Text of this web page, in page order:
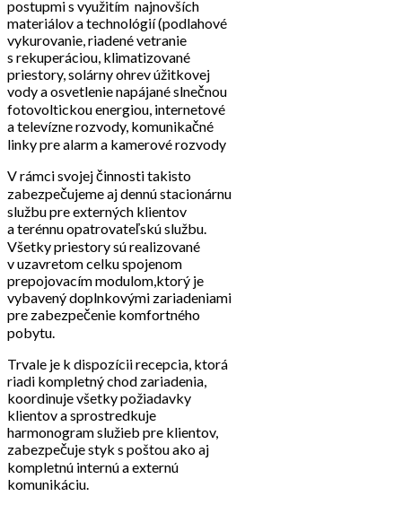
postupmi s využitím najnovších
materiálov a technológií (podlahové
vykurovanie, riadené vetranie
s rekuperáciou, klimatizované
priestory, solárny ohrev úžitkovej
vody a osvetlenie napájané slnečnou
fotovoltickou energiou, internetové
a televízne rozvody, komunikačné
linky pre alarm a kamerové rozvody
V rámci svojej činnosti takisto
zabezpečujeme aj dennú stacionárnu
službu pre externých klientov
a terénnu opatrovateľskú službu.
Všetky priestory sú realizované
v uzavretom celku spojenom
prepojovacím modulom,ktorý je
vybavený doplnkovými zariadeniami
pre zabezpečenie komfortného
pobytu.
Trvale je k dispozícii recepcia, ktorá
riadi kompletný chod zariadenia,
koordinuje všetky požiadavky
klientov a sprostredkuje
harmonogram služieb pre klientov,
zabezpečuje styk s poštou ako aj
kompletnú internú a externú
komunikáciu.